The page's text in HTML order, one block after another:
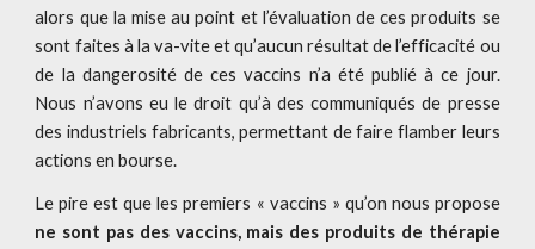
alors que la mise au point et l’évaluation de ces produits se
sont faites à la va-vite et qu’aucun résultat de l’efficacité ou
de la dangerosité de ces vaccins n’a été publié à ce jour.
Nous n’avons eu le droit qu’à des communiqués de presse
des industriels fabricants, permettant de faire flamber leurs
actions en bourse.
Le pire est que les premiers « vaccins » qu’on nous propose
ne sont pas des vaccins, mais des produits de thérapie